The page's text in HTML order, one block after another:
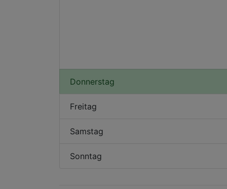
Donnerstag
Freitag
Samstag
Sonntag